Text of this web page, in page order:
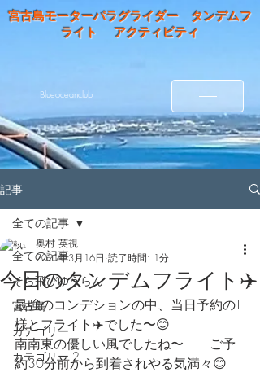
宮古島モーターパラグライダー タンデムフ
ライト アクティビティ
Blueoceanclub
記事
全ての記事
そら飛びゆうらん
宮古島
カテゴリー 1
カテゴリー 2
全ての記事
今日のタンデムフライト✈️
奥村 英視
2021年3月16日 読了時間: 1分
最強のコンデションの中、当日予約のT
様とフライト✈️でした〜😊
南南東の優しい風でしたね〜　　ご予
約30分前から到着されやる気満々😊